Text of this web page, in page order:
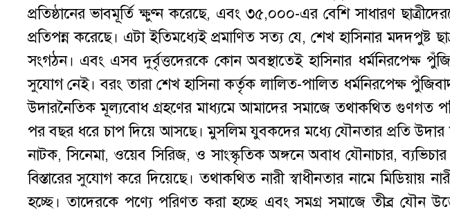
প্রতিষ্ঠানের ভাবমূর্তি ক্ষুণ্ন করেছে, এবং ৩৫,০০০-এর বেশি সাধারণ
প্রতিপন্ন করেছে। এটা ইতিমধ্যেই প্রমাণিত সত্য যে, শেখ হাসিনার
সংগঠন। এবং এসব দুর্বৃত্তদেরকে কোন অবস্থাতেই হাসিনার ধর্মনিরপেক্ষ
সুযোগ নেই। বরং তারা শেখ হাসিনা কর্তৃক লালিত-পালিত ধর্মনিরপেক্ষ
উদারনৈতিক মূল্যবোধ গ্রহণের মাধ্যমে আমাদের সমাজে তথাকথিত গুণগত
পর বছর ধরে চাপ দিয়ে আসছে। মুসলিম যুবকদের মধ্যে যৌনতার প্রতি উদার
নাটক, সিনেমা, ওয়েব সিরিজ, ও সাংস্কৃতিক অঙ্গনে অবাধ যৌনাচার, ব্যভিচার
বিস্তারের সুযোগ করে দিয়েছে। তথাকথিত নারী স্বাধীনতার নামে মিডিয়ায়
হচ্ছে। তাদেরকে পণ্যে পরিণত করা হচ্ছে এবং সমগ্র সমাজে তীব্র যৌন